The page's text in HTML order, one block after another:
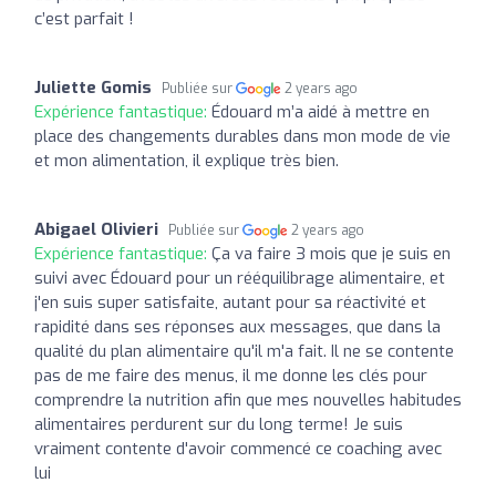
c’est parfait !
Juliette Gomis Publiée sur 2 years ago
Expérience fantastique: Édouard m’a aidé à mettre en
place des changements durables dans mon mode de vie
et mon alimentation, il explique très bien.
Abigael Olivieri Publiée sur 2 years ago
Expérience fantastique: Ça va faire 3 mois que je suis en
suivi avec Édouard pour un rééquilibrage alimentaire, et
j'en suis super satisfaite, autant pour sa réactivité et
rapidité dans ses réponses aux messages, que dans la
qualité du plan alimentaire qu'il m'a fait. Il ne se contente
pas de me faire des menus, il me donne les clés pour
comprendre la nutrition afin que mes nouvelles habitudes
alimentaires perdurent sur du long terme! Je suis
vraiment contente d'avoir commencé ce coaching avec
lui